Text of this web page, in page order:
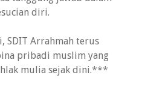
diri.
SDIT Arrahmah terus
pribadi muslim yang
mulia sejak dini.***